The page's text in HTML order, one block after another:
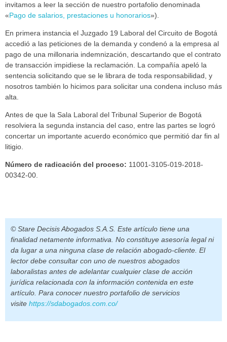
invitamos a leer la sección de nuestro portafolio denominada
«Pago de salarios, prestaciones u honorarios»).
En primera instancia el Juzgado 19 Laboral del Circuito de Bogotá
accedió a las peticiones de la demanda y condenó a la empresa al
pago de una millonaria indemnización, descartando que el contrato
de transacción impidiese la reclamación. La compañía apeló la
sentencia solicitando que se le librara de toda responsabilidad, y
nosotros también lo hicimos para solicitar una condena incluso más
alta.
Antes de que la Sala Laboral del Tribunal Superior de Bogotá
resolviera la segunda instancia del caso, entre las partes se logró
concertar un importante acuerdo económico que permitió dar fin al
litigio.
Número de radicación del proceso: 11001-3105-019-2018-
00342-00.
© Stare Decisis Abogados S.A.S. Este artículo tiene una
finalidad netamente informativa. No constituye asesoría legal ni
da lugar a una ninguna clase de relación abogado-cliente. El
lector debe consultar con uno de nuestros abogados
laboralistas antes de adelantar cualquier clase de acción
jurídica relacionada con la información contenida en este
artículo. Para conocer nuestro portafolio de servicios
visite https://sdabogados.com.co/